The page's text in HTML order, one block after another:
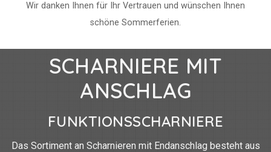
Wir danken Ihnen für Ihr Vertrauen und wünschen Ihnen
schöne Sommerferien.
SCHARNIERE MIT
ANSCHLAG
FUNKTIONSSCHARNIERE
Das Sortiment an Scharnieren mit Endanschlag besteht aus